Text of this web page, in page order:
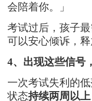
会陪着你。」
考试过后，孩子
可以安心倾诉，
4、 出现这些信号
一次考试失利的
状态持续两周以上